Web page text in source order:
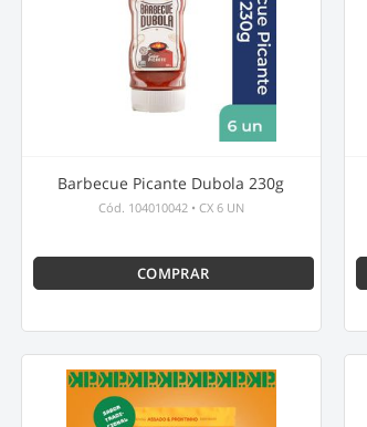
Barbecue Picante Dubola 230g
Cód. 104010042 • CX 6 UN
COMPRAR